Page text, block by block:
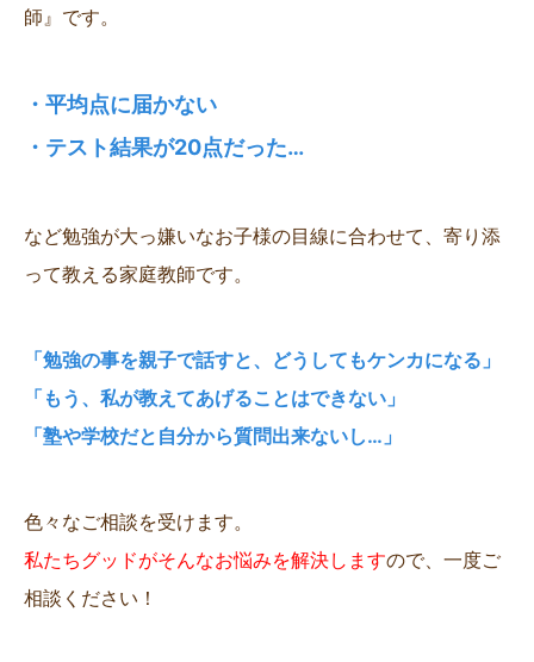
師』です。
・平均点に届かない
・テスト結果が20点だった…
など勉強が大っ嫌いなお子様の目線に合わせて、寄り添
って教える家庭教師です。
「勉強の事を親子で話すと、どうしてもケンカになる」
「もう、私が教えてあげることはできない」
「塾や学校だと自分から質問出来ないし…」
色々なご相談を受けます。
私たちグッドがそんなお悩みを解決しますので、一度ご
相談ください！